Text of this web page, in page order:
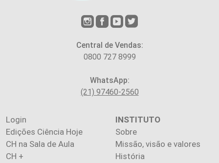
Central de Vendas:
0800 727 8999
WhatsApp:
(21) 97460-2560
Login
Edições Ciência Hoje
CH na Sala de Aula
CH +
INSTITUTO
Sobre
Missão, visão e valores
História